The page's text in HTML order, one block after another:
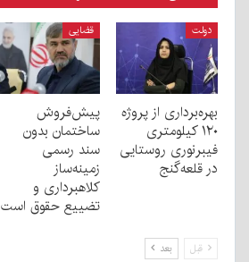
دولت
بهره‌برداری از پروژه
۱۲۰ کیلومتری
فیبرنوری روستایی
در قلعه‌گنج
قضایی
پیش‌فروش
ساختمان بدون
سند رسمی
زمینه‌ساز
کلاهبرداری و
تضییع حقوق است
قبل بعد